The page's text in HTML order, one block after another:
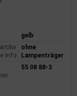
gelb
Info
ohne
Lampenträger
55 08 88-3